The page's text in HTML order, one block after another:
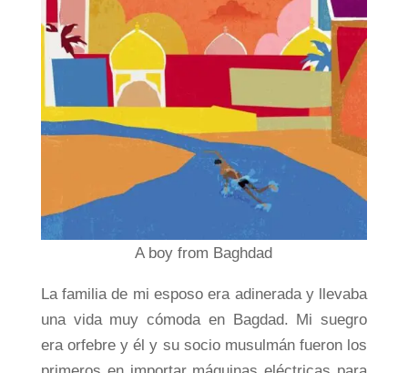
A boy from Baghdad
La familia de mi esposo era adinerada y llevaba
una vida muy cómoda en Bagdad. Mi suegro
era orfebre y él y su socio musulmán fueron los